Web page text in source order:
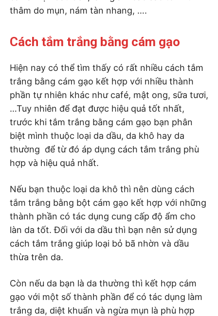
thâm do mụn, nám tàn nhang, ….
Cách tắm trắng bằng cám gạo
Hiện nay có thể tìm thấy có rất nhiều cách tắm
trắng bằng cám gạo kết hợp với nhiều thành
phần tự nhiên khác như café, mật ong, sữa tươi,
…Tuy nhiên để đạt được hiệu quả tốt nhất,
trước khi tắm trắng bằng cám gạo bạn phân
biệt mình thuộc loại da dầu, da khô hay da
thường để từ đó áp dụng cách tắm trắng phù
hợp và hiệu quả nhất.
Nếu bạn thuộc loại da khô thì nên dùng cách
tắm trắng bằng bột cám gạo kết hợp với những
thành phần có tác dụng cung cấp độ ẩm cho
làn da tốt. Đối với da dầu thì bạn nên sử dụng
cách tắm trắng giúp loại bỏ bã nhờn và dầu
thừa trên da.
Còn nếu da bạn là da thường thì kết hợp cám
gạo với một số thành phần để có tác dụng làm
trắng da, diệt khuẩn và ngừa mụn là phù hợp